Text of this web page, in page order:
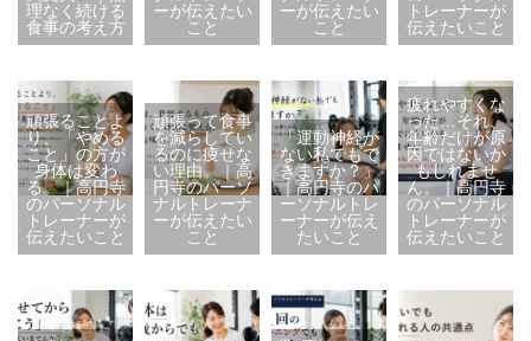
理なく続ける
食事の考え方
ーが伝えたい
こと
ーが伝えたい
こと
トレーナーが
伝えたいこと
頑張ることよ
り、「やめる
こと」の方が
身体は変わ
る。｜高円寺
のパーソナル
トレーナーが
伝えたいこと
頑張って食事
を減らしてい
るのに痩せな
い理由。｜高
円寺のパーソ
ナルトレーナ
ーが伝えたい
こと
「運動神経が
ない私でもで
きますか？」
｜高円寺のパ
ーソナルトレ
ーナーが伝え
たいこと
疲れやすくな
った…それ、
年齢だけが原
因ではないか
もしれませ
ん。｜高円寺
のパーソナル
トレーナーが
伝えたいこと